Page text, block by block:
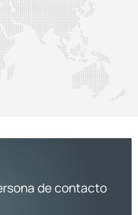
de contacto